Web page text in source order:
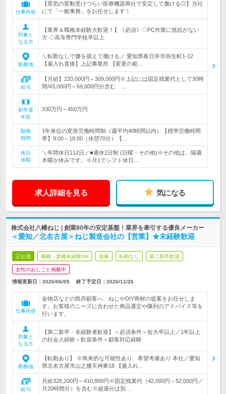
仕事内容
【景気の変動受けづらい医療機器商社で安定して働ける◎】当社
にて「一般事務」をお任せします！
対象と
なる方
【業界＆職種未経験大歓迎！】《必須》◇PC作業に抵抗がない
方 ◇高等専門学校卒以上
勤務地
＼転勤なしで腰を据えて働ける／ 愛知県春日井市弥生町1-12
【雇入れ直後】上記事業所 【変更の範…
給与
【月給】233,000円～309,000円※上記には固定残業代として30時
間/43,000円～69,000円分含む …
初年度
年収
330万円～450万円
勤務
時間
1年単位の変形労働時間制（週平均40時間以内）【標準労働時間
帯】9:00～18:00（休憩70分）【…
休日
休暇
＼年間休日112日／■週休2日制 (日曜・その他)※その他は、隔週
木曜が休みです。※月1でシフト休日…
求人詳細を見る 気になる
株式会社八幡ねじ | 創業80年の安定基盤！業界を牽引する優良メーカー
＜愛知／北名古屋＞ねじ製造会社の【営業】★未経験歓迎
正社員 職種・業種未経験OK 急募 転勤なし 第二新卒歓迎
女性のおしごと掲載中
情報更新日：2026/06/05 終了予定日： 2026/11/26
仕事内容
金物店などの既存顧客へ、ねじやDIY商材の提案をお任せしま
す。お客様のニーズに合わせた商品選定や陳列のアドバイス等を
行います。
対象と
なる方
【第二新卒・未経験者歓迎】＜必須条件＞短大卒以上／1年以上
の社会人経験＜歓迎条件＞顧客対応経験
勤務地
【転勤あり】 ※将来的な可能性あり、希望考慮あり 本社／愛知
県北名古屋市山之腰天神東18 【雇入れ…
給与
月給328,200円～410,800円※固定残業代（42,000円～52,000円／
月20時間分）を含む※超過分は別…